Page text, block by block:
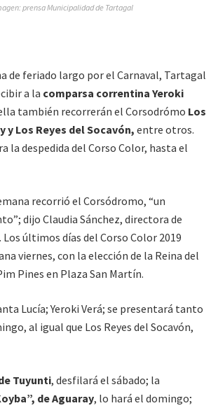
prensa Municipalidad de Tartagal
de feriado largo por el Carnaval, Tartagal
a la comparsa correntina Yeroki
también recorrerán el Corsodrómo Los
y Los Reyes del Socavón, entre otros.
la despedida del Corso Color, hasta el
recorrió el Corsódromo, “un
dijo Claudia Sánchez, directora de
últimos días del Corso Color 2019
viernes, con la elección de la Reina del
Pines en Plaza San Martín.
Lucía; Yeroki Verá; se presentará tanto
al igual que Los Reyes del Socavón,
Tuyunti, desfilará el sábado; la
de Aguaray, lo hará el domingo;